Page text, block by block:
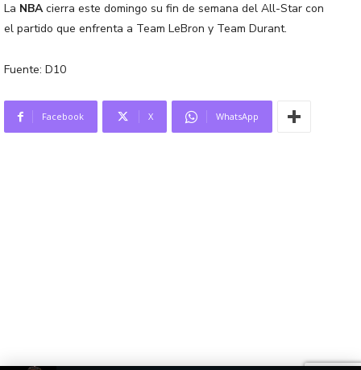
La NBAcierra este domingo su fin de semana del All-Star con
el partido que enfrenta a Team LeBron y Team Durant.
Fuente: D10
Facebook X WhatsApp